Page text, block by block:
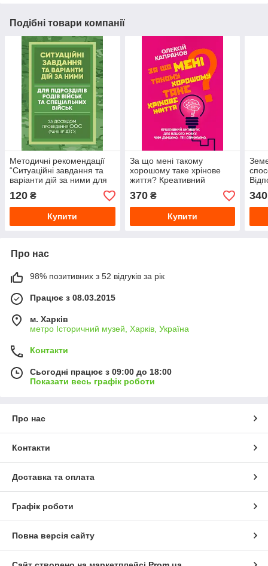
Подібні товари компанії
Методичні рекомендації
“Ситуаційні завдання та
варіанти дій за ними для
підрозділів родів військ та
120 ₴
Купити
За що мені такому
хорошому таке хрінове
життя? Креативний
антивірус для вашого
мозку
370₴
Купити
зак-
340
Про нас
98% позитивних з 52 відгуків за рік
Працює з 08.03.2015
м. Харків
метро Історичний музей, Харків, Україна
Контакти
Сьогодні працює з 09:00 до 18:00
Показати весь графік роботи
Про нас
Контакти
Доставка та оплата
Графік роботи
Повна версія сайту